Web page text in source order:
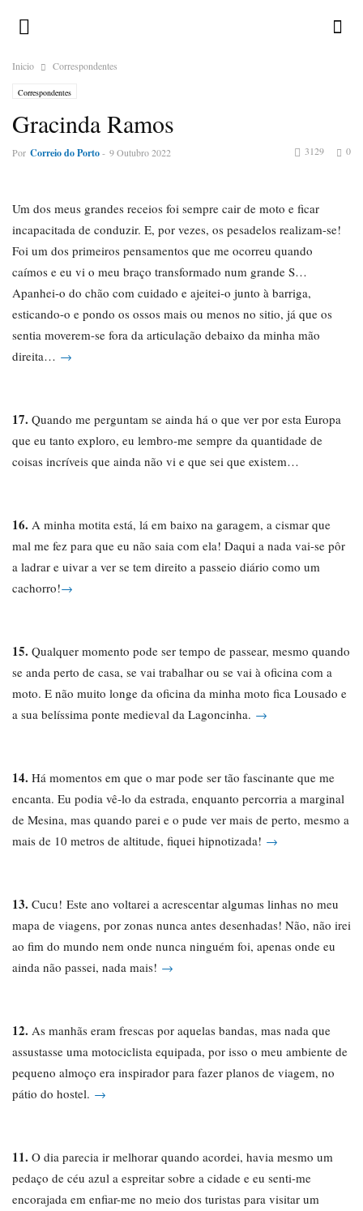
Inicio Correspondentes
Correspondentes
Gracinda Ramos
Por Correio do Porto- 9 Outubro 2022 0
3129
Um dos meus grandes receios foi sempre cair de moto e ficar
incapacitada de conduzir. E, por vezes, os pesadelos realizam-se!
Foi um dos primeiros pensamentos que me ocorreu quando
caímos e eu vi o meu braço transformado num grande S…
Apanhei-o do chão com cuidado e ajeitei-o junto à barriga,
esticando-o e pondo os ossos mais ou menos no sitio, já que os
sentia moverem-se fora da articulação debaixo da minha mão
direita… →
17. Quando me perguntam se ainda há o que ver por esta Europa
que eu tanto exploro, eu lembro-me sempre da quantidade de
coisas incríveis que ainda não vi e que sei que existem…
16. A minha motita está, lá em baixo na garagem, a cismar que
mal me fez para que eu não saia com ela! Daqui a nada vai-se pôr
a ladrar e uivar a ver se tem direito a passeio diário como um
cachorro!→
15. Qualquer momento pode ser tempo de passear, mesmo quando
se anda perto de casa, se vai trabalhar ou se vai à oficina com a
moto. E não muito longe da oficina da minha moto fica Lousado e
a sua belíssima ponte medieval da Lagoncinha. →
14. Há momentos em que o mar pode ser tão fascinante que me
encanta. Eu podia vê-lo da estrada, enquanto percorria a marginal
de Mesina, mas quando parei e o pude ver mais de perto, mesmo a
mais de 10 metros de altitude, fiquei hipnotizada! →
13. Cucu! Este ano voltarei a acrescentar algumas linhas no meu
mapa de viagens, por zonas nunca antes desenhadas! Não, não irei
ao fim do mundo nem onde nunca ninguém foi, apenas onde eu
ainda não passei, nada mais! →
12. As manhãs eram frescas por aquelas bandas, mas nada que
assustasse uma motociclista equipada, por isso o meu ambiente de
pequeno almoço era inspirador para fazer planos de viagem, no
pátio do hostel. →
11. O dia parecia ir melhorar quando acordei, havia mesmo um
pedaço de céu azul a espreitar sobre a cidade e eu senti-me
encorajada em enfiar-me no meio dos turistas para visitar um